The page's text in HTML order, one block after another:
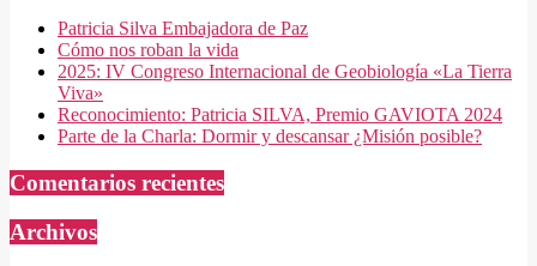
Patricia Silva Embajadora de Paz
Cómo nos roban la vida
2025: IV Congreso Internacional de Geobiología «La Tierra
Viva»
Reconocimiento: Patricia SILVA, Premio GAVIOTA 2024
Parte de la Charla: Dormir y descansar ¿Misión posible?
Comentarios recientes
Archivos